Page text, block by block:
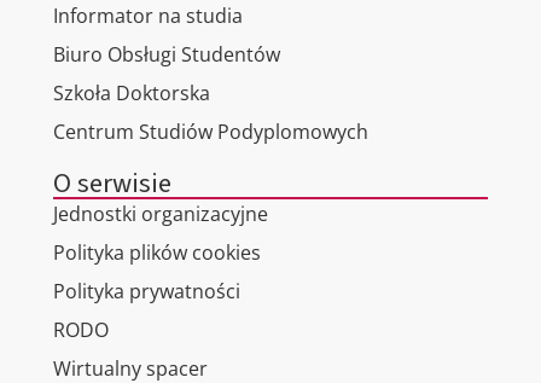
Informator na studia
Biuro Obsługi Studentów
Szkoła Doktorska
Centrum Studiów Podyplomowych
O serwisie
Jednostki organizacyjne
Polityka plików cookies
Polityka prywatności
RODO
Wirtualny spacer